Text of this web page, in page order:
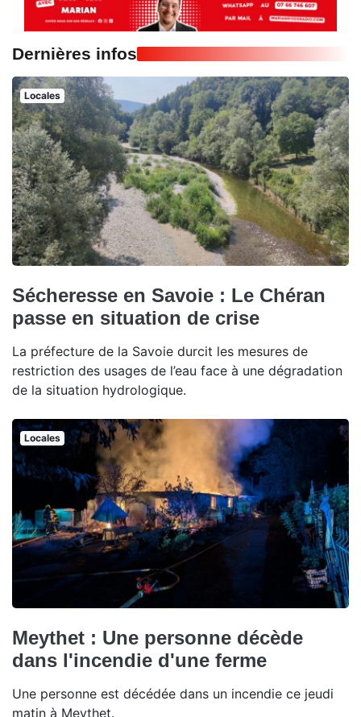
Dernières infos
Locales
Sécheresse en Savoie : Le Chéran
passe en situation de crise
La préfecture de la Savoie durcit les mesures de
restriction des usages de l’eau face à une dégradation
de la situation hydrologique.
Locales
Meythet : Une personne décède
dans l'incendie d'une ferme
Une personne est décédée dans un incendie ce jeudi
matin à Meythet.